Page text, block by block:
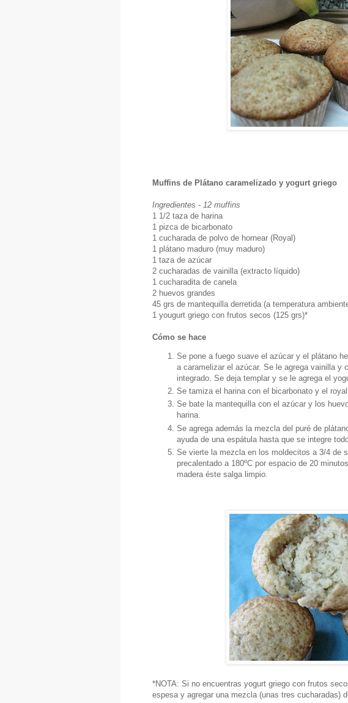
Muffins de Plátano caramelizado y yogurt griego
Ingredientes - 12 muffins
1 1/2 taza de harina
1 pizca de bicarbonato
1 cucharada de polvo de hornear (Royal)
1 plátano maduro (muy maduro)
1 taza de azúcar
2 cucharadas de vainilla (extracto líquido)
1 cucharadita de canela
2 huevos grandes
45 grs de mantequilla derretida (a temperatura
1 yougurt griego con frutos secos (125 grs)*
Cómo se hace
Se pone a fuego suave el azúcar y el plátano
a caramelizar el azúcar. Se le agrega vainilla y
integrado. Se deja templar y se le agrega el
Se tamiza el harina con el bicarbonato y el
Se bate la mantequilla con el azúcar y los
harina.
Se agrega además la mezcla del puré de
ayuda de una espátula hasta que se integre
Se vierte la mezcla en los moldecitos a 3/4 de
precalentado a 180ºC por espacio de 20
madera éste salga limpio.
*NOTA: Si no encuentras yogurt griego con frutos
espesa y agregar una mezcla (unas tres cucharadas)